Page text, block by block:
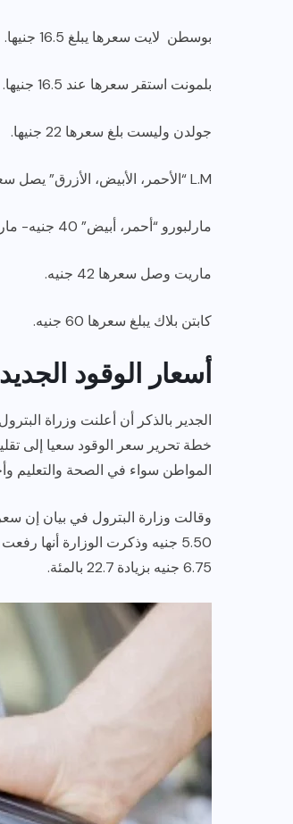
بوسطن لايت سعرها يبلغ 16.5 جنيها.
بلمونت استقر سعرها عند 16.5 جنيها.
جولدن وليست بلغ سعرها 22 جنيها.
L.M “الأحمر، الأبيض، الأزرق” يصل سعرها 30 جنيه.
مارلبورو “أحمر، أبيض” 40 جنيه- مارلبورو ميديام بـ 35 جنيه.
ماريت وصل سعرها 42 جنيه.
كابتن بلاك يبلغ سعرها 60 جنيه.
أسعار الوقود
خطة تحرير سعر الوقود سعيا إلى
المواطن سواء في الصحة والتعليم
6.75 جنيه بزيادة 22.7 بالمئة.